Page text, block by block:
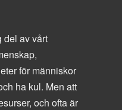
del av vårt
för människor
ha kul. Men att
och ofta är